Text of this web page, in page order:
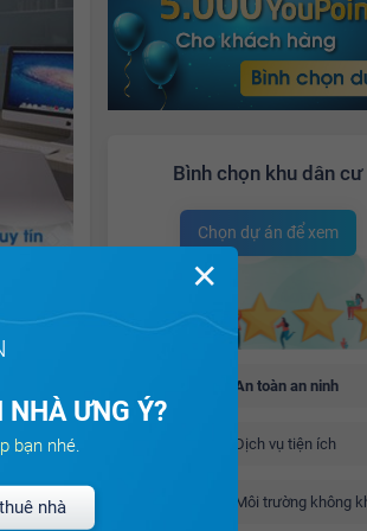
Bình chọn khu dân cư
Chọn dự án để xem
An toàn an ninh
Dịch vụ tiện ích
Môi trường không
thuê
tỉ
danh
hoàn
✕
ƯNG Ý?
bạn nhé.
nhà